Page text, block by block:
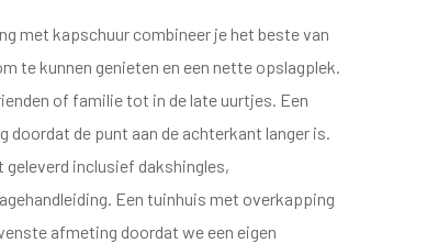
met kapschuur combineer je het beste van
te kunnen genieten en een nette opslagplek.
of familie tot in de late uurtjes. Een
de punt aan de achterkant langer is.
inclusief dakshingles,
Een tuinhuis met overkapping
afmeting doordat we een eigen